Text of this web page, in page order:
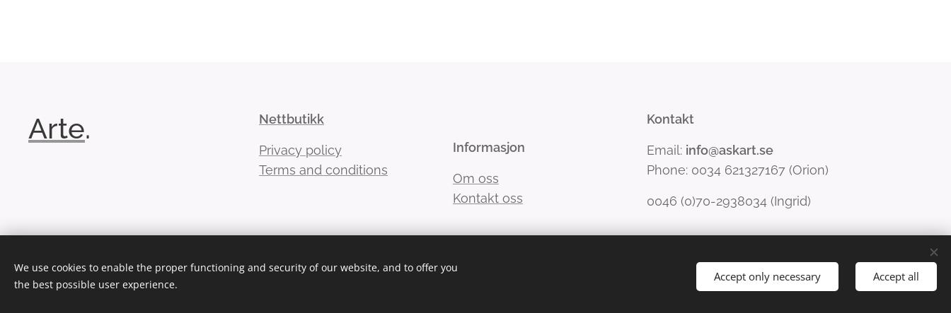
Arte. Nettbutikk
Privacy policy
Terms and conditions
Informasjon
Om oss
Kontakt oss
Kontakt
Email: info@askart.se
Phone: 0034 621327167 (Orion)
0046 (0)70-2938034 (Ingrid)
Copyright Forfang & Righard Svenska Valuta NOK kr SEK kr EUR €
We use cookies to enable the proper functioning and security of our website, and to offer you
the best possible user experience.
Accept only necessary Accept all